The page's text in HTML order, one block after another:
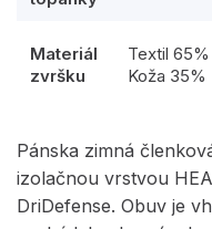
Materiál
zvršku
Textil 65%
Koža 35%
Pánska zimná
izolačnou vrstvou
DriDefense. Obuv je